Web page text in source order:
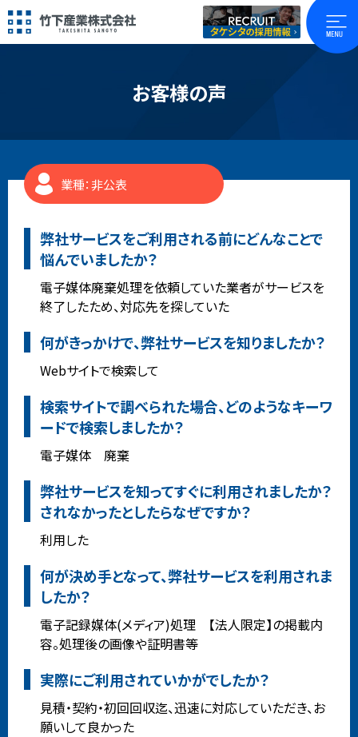
お客様の声
業種：非公表
弊社サービスをご利用される前にどんなことで
悩んでいましたか？
電子媒体廃棄処理を依頼していた業者がサービスを
終了したため、対応先を探していた
何がきっかけで、弊社サービスを知りましたか？
Webサイトで検索して
検索サイトで調べられた場合、どのようなキーワ
ードで検索しましたか？
電子媒体 廃棄
弊社サービスを知ってすぐに利用されましたか？
されなかったとしたらなぜですか？
利用した
何が決め手となって、弊社サービスを利用されま
したか？
電子記録媒体(メディア)処理 【法人限定】の掲載内
容。処理後の画像や証明書等
実際にご利用されていかがでしたか？
見積・契約・初回回収迄、迅速に対応していただき、お
願いして良かった